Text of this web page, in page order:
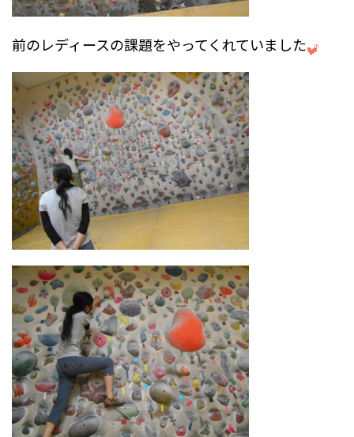
前のレディースの課題をやってくれていました